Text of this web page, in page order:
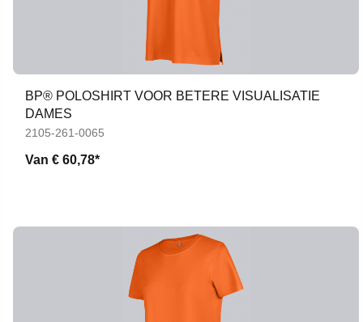
BP® POLOSHIRT VOOR BETERE VISUALISATIE
DAMES
2105-261-0065
Van € 60,78*